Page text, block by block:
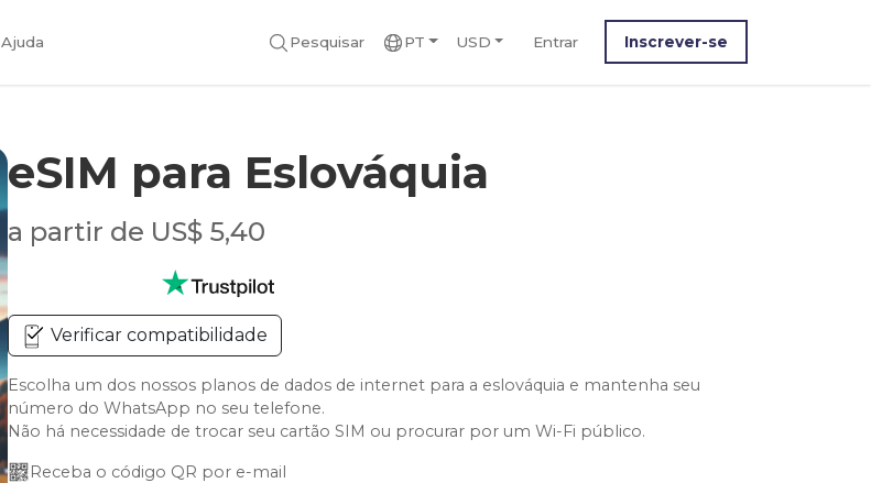
Ajuda Pesquisar PT USD Entrar Inscrever-se
eSIM para Eslováquia
a partir de US$ 5,40
Verificar compatibilidade
Escolha um dos nossos planos de dados de internet para a eslováquia e mantenha seu
número do WhatsApp no seu telefone.
Não há necessidade de trocar seu cartão SIM ou procurar por um Wi-Fi público.
Receba o código QR por e-mail